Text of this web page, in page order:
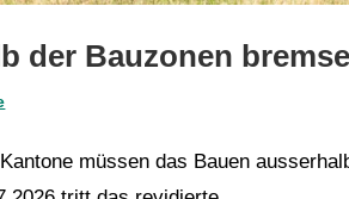
der Bauzonen
müssen das Bauen